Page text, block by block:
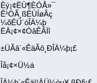
Èý¡¢ËÙ¶ÈÓÅ»¯
Ê¹ÓÃ¸ßËÙÍøÂç
¼õÉÙ´óÎÄ¼þ
ËÄ¡¢×¢ÒâÊÂÏî
±ÜÃâ´«ÊäÃô¸ÐÎÄ¼þ¡£
Îå¡¢×Ü½á